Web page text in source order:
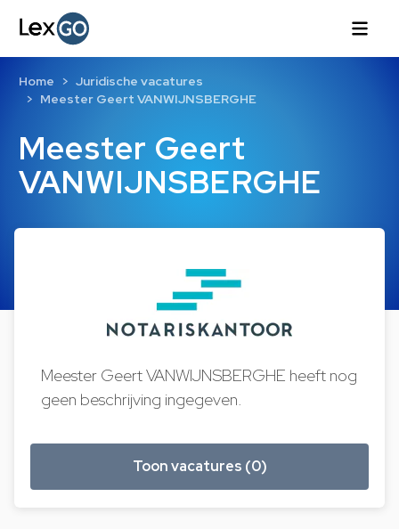
Meester Geert
VANWIJNSBERGHE
Home
Juridische vacatures
Meester Geert VANWIJNSBERGHE
Meester Geert VANWIJNSBERGHE heeft nog
geen beschrijving ingegeven.
Toon vacatures (0)